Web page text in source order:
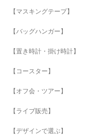
【マスキングテープ】
【バッグハンガー】
【置き時計・掛け時計】
【コースター】
【オフ会・ツアー】
【ライブ販売】
【デザインで選ぶ】